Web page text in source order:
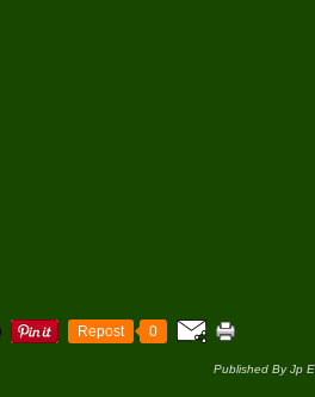
Repost 0
Published By Jp